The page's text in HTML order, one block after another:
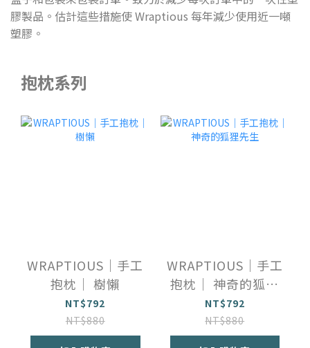
膠製品。估計這些措施使 Wraptious 每年減少使用近一噸
塑膠。
抱枕系列
WRAPTIOUS｜手工
抱枕｜ 樹懶
NT$792
NT$880
WRAPTIOUS｜手工
抱枕｜ 神奇的狐狸
先生
NT$792
NT$880